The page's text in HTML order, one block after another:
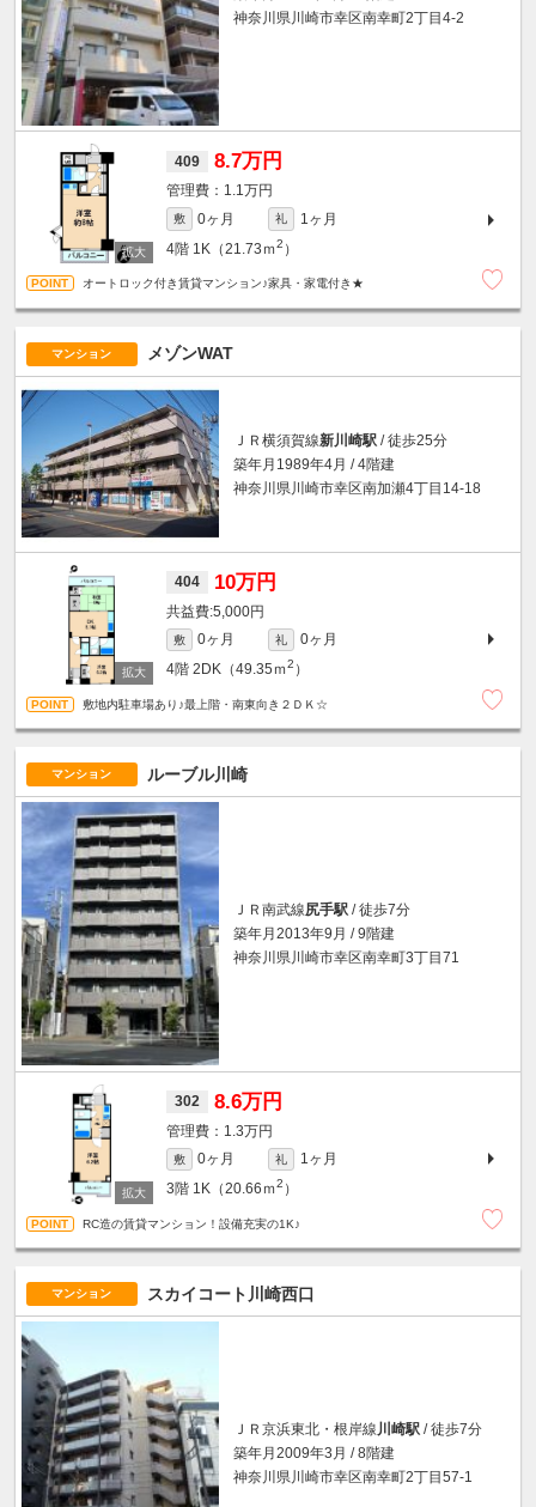
神奈川県川崎市幸区南幸町2丁目4-2
409 8.7万円
1.1万円
敷 0ヶ月 礼
1ヶ月
4階 1K（21.73ｍ2 ）
オートロック付き賃貸マンション♪家具・家電付き★
マンション メゾンWAT
ＪＲ横須賀線新川崎駅 / 徒歩25分
築年月1989年4月 / 4階建
神奈川県川崎市幸区南加瀬4丁目14-18
404 10万円
5,000円
敷 0ヶ月 礼
0ヶ月
4階 2DK（49.35ｍ2 ）
敷地内駐車場あり♪最上階・南東向き２ＤＫ☆
マンション ルーブル川崎
ＪＲ南武線尻手駅 / 徒歩7分
築年月2013年9月 / 9階建
神奈川県川崎市幸区南幸町3丁目71
302 8.6万円
1.3万円
敷 0ヶ月 礼
1ヶ月
3階 1K（20.66ｍ2 ）
RC造の賃貸マンション！設備充実の1K♪
マンション スカイコート川崎西口
ＪＲ京浜東北・根岸線川崎駅 / 徒歩7分
築年月2009年3月 / 8階建
神奈川県川崎市幸区南幸町2丁目57-1